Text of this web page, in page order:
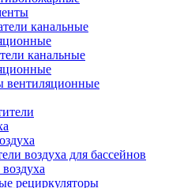
канальные
канальные
вентиляционные
воздуха для бассейнов
рециркуляторы